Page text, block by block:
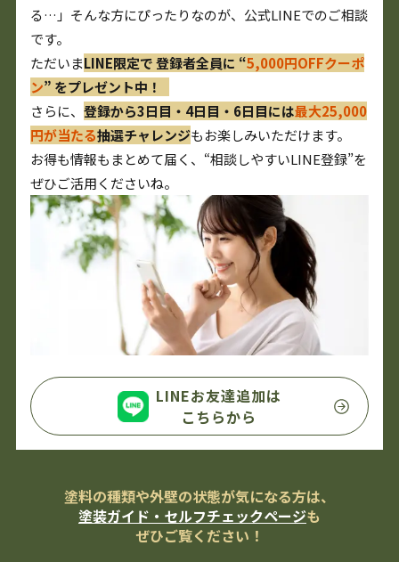
る…」そんな方にぴったりなのが、公式LINEでのご相談
です。
ただいまLINE限定で 登録者全員に “5,000円OFFクーポ
ン” をプレゼント中！
さらに、登録から3日目・4日目・6日目には最大25,000
円が当たる抽選チャレンジもお楽しみいただけます。
お得も情報もまとめて届く、“相談しやすいLINE登録”を
ぜひご活用くださいね。
LINEお友達追加は
こちらから
塗料の種類や外壁の状態が気になる方は、
塗装ガイド・セルフチェックページも
ぜひご覧ください！